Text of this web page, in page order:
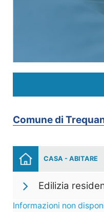
Comune di
CASA - ABITARE
Edilizia
Informazioni non